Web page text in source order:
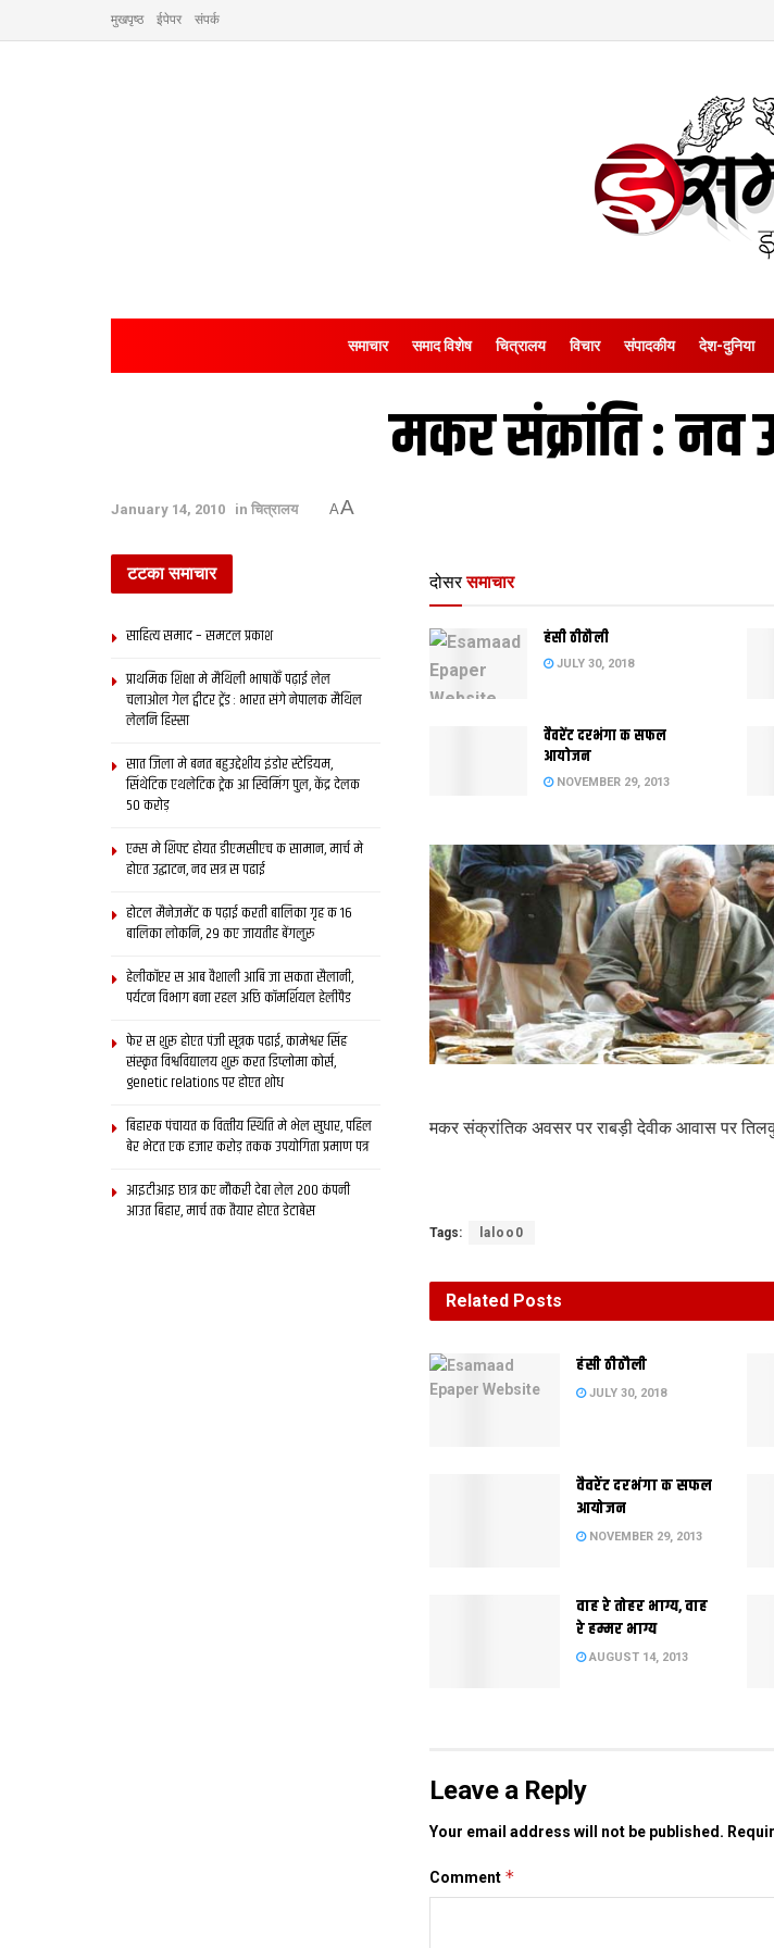
मुखपृष्ठ ईपेपर संपर्क
समाचार समाद विशेष चित्रालय विचार संपादकीय देश-दुनिया
मकर संक्रांति :
January 14, 2010 in चित्रालय AA
दोसर समाचार
हंसी ठीठौली
JULY 30, 2018
वैवरेंट दरभंगा क सफल
आयोजन
NOVEMBER 29, 2013
मकर संक्रांतिक अवसर पर राबड़ी देवीक आवास पर
Tags: laloo0
Related Posts
हंसी ठीठौली
JULY 30, 2018
वैवरेंट दरभंगा क सफल
आयोजन
NOVEMBER 29, 2013
वाह रे तोहर भाग्य, वाह
रे हम्मर भाग्य
AUGUST 14, 2013
Leave a Reply
Your email address will not be published.
Comment *
टटका समाचार
साहित्य समाद – समटल प्रकाश
प्राथमिक शि‍क्षा मे मैथि‍ली भाषाकेँ पढ़ाई लेल
चलाओल गेल ट्वीटर ट्रेंड : भारत संगे नेपालक मैथिल
लेलनि हिस्सा
सात जिला मे बनत बहुउद्देशीय इंडोर स्‍टेडि‍यम,
सिंथेटिक एथलेटिक ट्रेक आ स्विमिंग पुल, केंद्र देलक
50 करोड़
एम्स मे शिफ्ट होयत डीएमसीएच क सामान, मार्च मे
होएत उद्घाटन, नव सत्र स पढाई
होटल मैनेजमेंट क पढ़ाई करती बालिका गृह क 16
बालिका लोकनि, 29 कए जायतीह बेंगलुरु
हेलीकॉप्टर स आब वैशाली आबि जा सकता सैलानी,
पर्यटन विभाग बना रहल अछि कॉमर्शियल हेलीपैड
फेर स शुरू होएत पंजी सूत्रक पढाई, कामेश्वर सिंह
संस्कृत विश्वविद्यालय शुरू करत डिप्लोमा कोर्स,
genetic relations पर होएत शोध
बिहारक पंचायत क वित्‍तीय स्थिति मे भेल सुधार, पहिल
बेर भेटत एक हजार करोड़ तकक उपयोगिता प्रमाण पत्र
आइटीआइ छात्र कए नौकरी देबा लेल 200 कंपनी
आउत बिहार, मार्च तक तैयार होएत डेटाबेस